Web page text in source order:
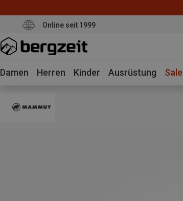
Online seit 1999
Damen Herren Kinder Ausrüstung Sale